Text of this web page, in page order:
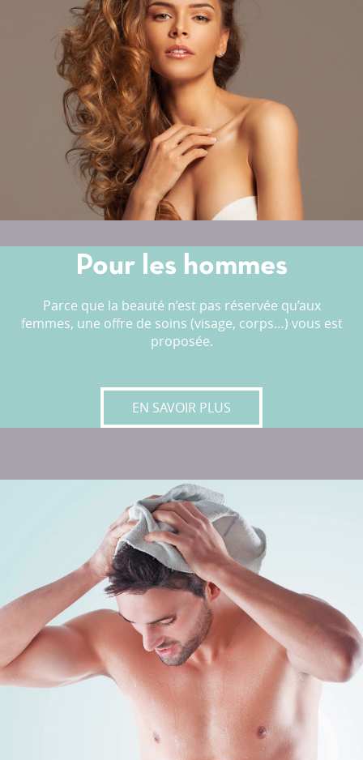
Pour les hommes
Parce que la beauté n’est pas réservée qu’aux
femmes, une offre de soins (visage, corps…) vous est
proposée.
EN SAVOIR PLUS
LES